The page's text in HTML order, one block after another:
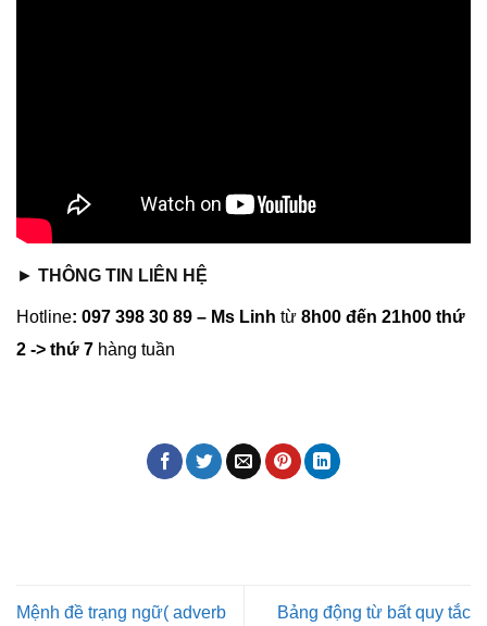
► THÔNG TIN LIÊN HỆ
Hotline: 097 398 30 89 – Ms Linh từ 8h00 đến 21h00 thứ
2 -> thứ 7 hàng tuần
Mệnh đề trạng ngữ( adverb
Bảng động từ bất quy tắc